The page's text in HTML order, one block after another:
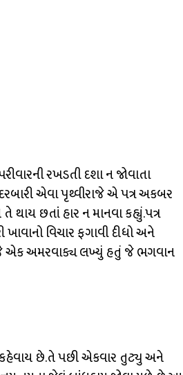
રખડતી દશા ન જોવાતા
એવા પૃથ્વીરાજે એ પત્ર અકબર
થાય છતાં હાર ન માનવા કહ્યું.પત્ર
વિચાર ફગાવી દીધો અને
એક અમરવાક્ય લખ્યું હતું જે ભગવાન
છે.તે પછી એકવાર તુટ્યુ અને